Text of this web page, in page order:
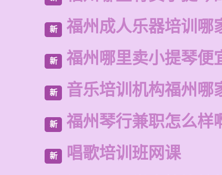
新 福州成人乐器培训哪
新 福州哪里卖小提琴便
新 音乐培训机构福州哪
新 福州琴行兼职怎么样
新 唱歌培训班网课